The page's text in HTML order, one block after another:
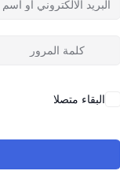
البقاء متصلا